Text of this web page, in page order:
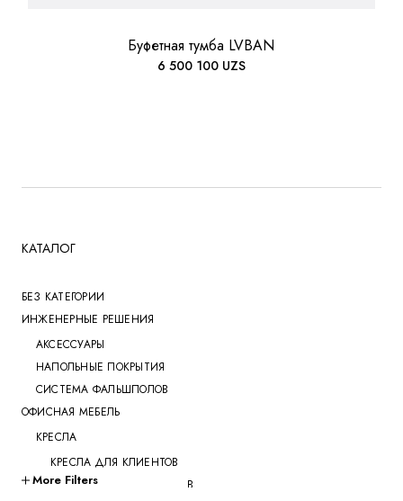
Буфетная тумба LVBAN
6 500 100 UZS
КАТАЛОГ
БЕЗ КАТЕГОРИИ
ИНЖЕНЕРНЫЕ РЕШЕНИЯ
АКСЕССУАРЫ
НАПОЛЬНЫЕ ПОКРЫТИЯ
СИСТЕМА ФАЛЬШПОЛОВ
ОФИСНАЯ МЕБЕЛЬ
КРЕСЛА
КРЕСЛА ДЛЯ КЛИЕНТОВ
КРЕСЛА ДЛЯ ПЕРЕГОВОРОВ
More Filters